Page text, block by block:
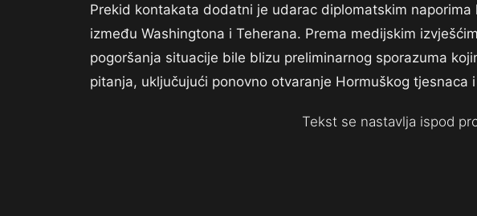
Prekid kontakata dodatni je udarac diplomatskim
između Washingtona i Teherana. Prema medijskim
pogoršanja situacije bile blizu preliminarnog sporazuma
pitanja, uključujući ponovno otvaranje Hormuškog
Tekst se nastavlja ispod